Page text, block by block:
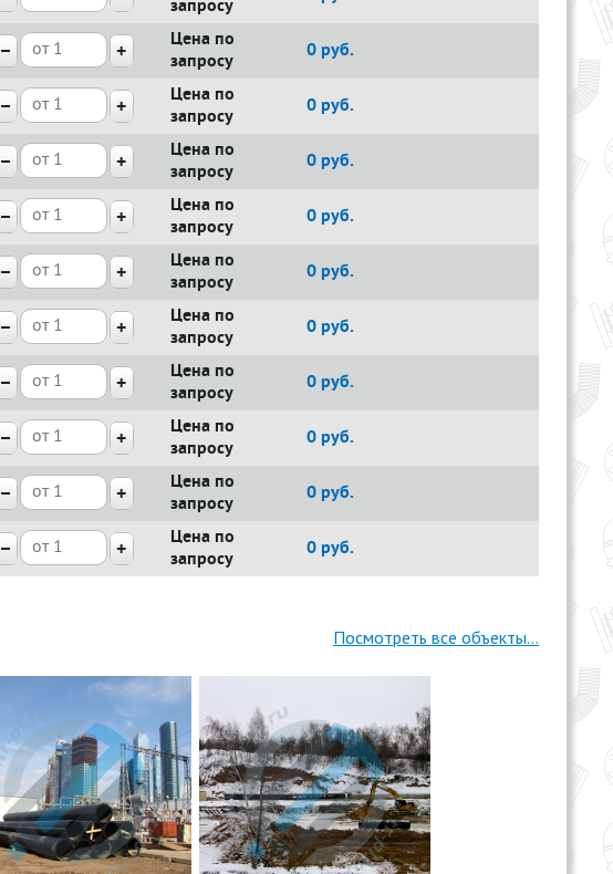
запросу
Цена по
запросу
0 руб.
Цена по
запросу
0 руб.
Цена по
запросу
0 руб.
Цена по
запросу
0 руб.
Цена по
запросу
0 руб.
Цена по
запросу
0 руб.
Цена по
запросу
0 руб.
Цена по
запросу
0 руб.
Цена по
запросу
0 руб.
Цена по
запросу
0 руб.
Посмотреть все объекты...